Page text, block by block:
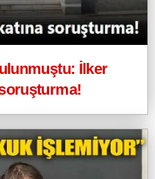
İlker